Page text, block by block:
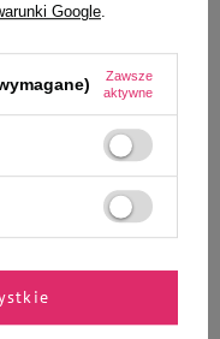
& Pals Chusteczki
dla zwierząt 100 szt.
- +
Do koszyka
Google
Zawsze
aktywne